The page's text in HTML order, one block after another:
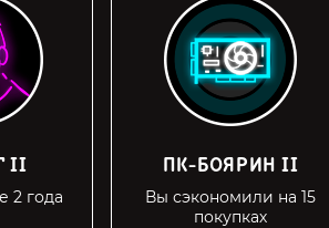
II
2 года
ПК-БОЯРИН II
Вы сэкономили на 15
покупках